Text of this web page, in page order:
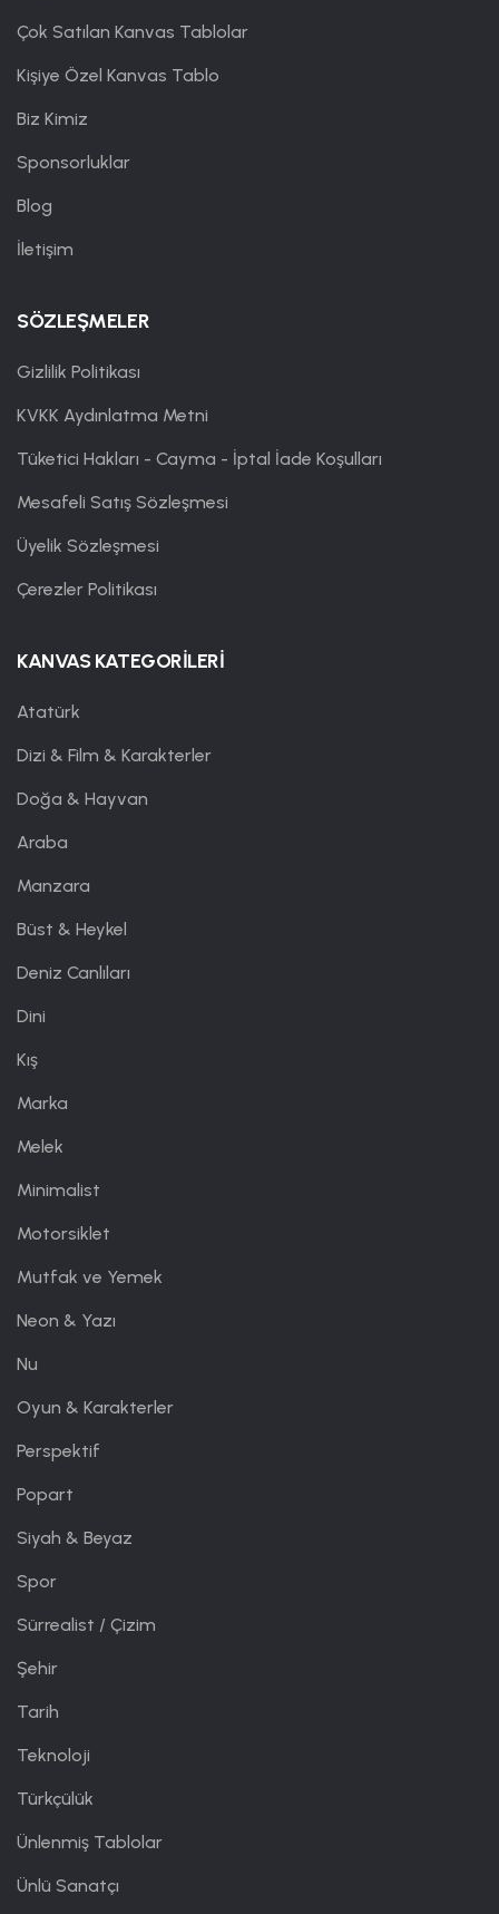
Çok Satılan Kanvas Tablolar
Kişiye Özel Kanvas Tablo
Biz Kimiz
Sponsorluklar
Blog
İletişim
SÖZLEŞMELER
Gizlilik Politikası
KVKK Aydınlatma Metni
Tüketici Hakları - Cayma - İptal İade Koşulları
Mesafeli Satış Sözleşmesi
Üyelik Sözleşmesi
Çerezler Politikası
KANVAS KATEGORİLERİ
Atatürk
Dizi & Film & Karakterler
Doğa & Hayvan
Araba
Manzara
Büst & Heykel
Deniz Canlıları
Dini
Kış
Marka
Melek
Minimalist
Motorsiklet
Mutfak ve Yemek
Neon & Yazı
Nu
Oyun & Karakterler
Perspektif
Popart
Siyah & Beyaz
Spor
Sürrealist / Çizim
Şehir
Tarih
Teknoloji
Türkçülük
Ünlenmiş Tablolar
Ünlü Sanatçı